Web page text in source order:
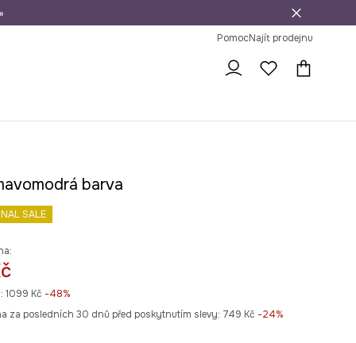
na vrácení zboží
PomocNajít prodejnu
barva
SALE
1099 Kč -48%
za posledních 30 dnů před poskytnutím slevy: 749 Kč -24%